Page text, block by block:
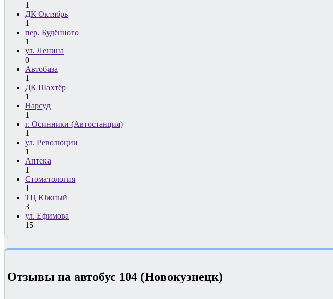
1
ДК Октябрь
1
пер. Будённого
1
ул. Ленина
0
Автобаза
1
ДК Шахтёр
1
Нарсуд
1
г. Осинники (Автостанция)
1
ул. Революции
1
Аптека
1
Стоматология
1
ТЦ Южный
3
ул. Ефимова
15
Отзывы на автобус 104 (Новокузнецк)